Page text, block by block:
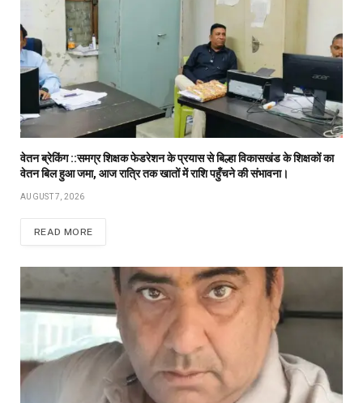
वेतन ब्रेकिंग ::समग्र शिक्षक फेडरेशन के प्रयास से बिल्हा विकासखंड के शिक्षकों का
वेतन बिल हुआ जमा, आज रात्रि तक खातों में राशि पहुँचने की संभावना।
AUGUST 7, 2026
READ MORE